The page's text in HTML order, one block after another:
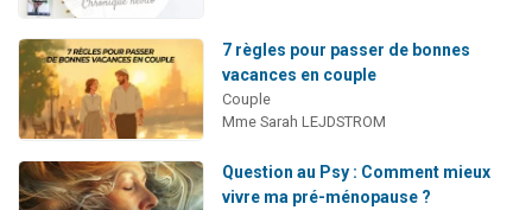
7 règles pour passer de bonnes
vacances en couple
Couple
Mme Sarah LEJDSTROM
Question au Psy : Comment mieux
vivre ma pré-ménopause ?